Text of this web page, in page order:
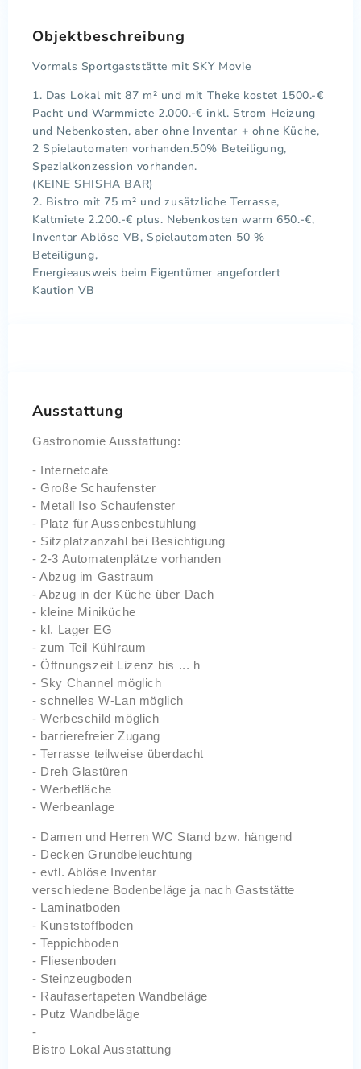
Objektbeschreibung
Vormals Sportgaststätte mit SKY Movie
1. Das Lokal mit 87 m² und mit Theke kostet 1500.-€
Pacht und Warmmiete 2.000.-€ inkl. Strom Heizung
und Nebenkosten, aber ohne Inventar + ohne Küche,
2 Spielautomaten vorhanden.50% Beteiligung,
Spezialkonzession vorhanden.
(KEINE SHISHA BAR)
2. Bistro mit 75 m² und zusätzliche Terrasse,
Kaltmiete 2.200.-€ plus. Nebenkosten warm 650.-€,
Inventar Ablöse VB, Spielautomaten 50 %
Beteiligung,
Energieausweis beim Eigentümer angefordert
Kaution VB
Ausstattung
Gastronomie Ausstattung:
- Internetcafe
- Große Schaufenster
- Metall Iso Schaufenster
- Platz für Aussenbestuhlung
- Sitzplatzanzahl bei Besichtigung
- 2-3 Automatenplätze vorhanden
- Abzug im Gastraum
- Abzug in der Küche über Dach
- kleine Miniküche
- kl. Lager EG
- zum Teil Kühlraum
- Öffnungszeit Lizenz bis ... h
- Sky Channel möglich
- schnelles W-Lan möglich
- Werbeschild möglich
- barrierefreier Zugang
- Terrasse teilweise überdacht
- Dreh Glastüren
- Werbefläche
- Werbeanlage
- Damen und Herren WC Stand bzw. hängend
- Decken Grundbeleuchtung
- evtl. Ablöse Inventar
verschiedene Bodenbeläge ja nach Gaststätte
- Laminatboden
- Kunststoffboden
- Teppichboden
- Fliesenboden
- Steinzeugboden
- Raufasertapeten Wandbeläge
- Putz Wandbeläge
-
Bistro Lokal Ausstattung